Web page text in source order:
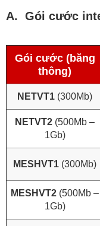
A. Gói cước
Gói cước (băng
thông)
NETVT1 (300Mb)
NETVT2 (500Mb –
1Gb)
MESHVT1 (300Mb)
MESHVT2 (500Mb –
1Gb)